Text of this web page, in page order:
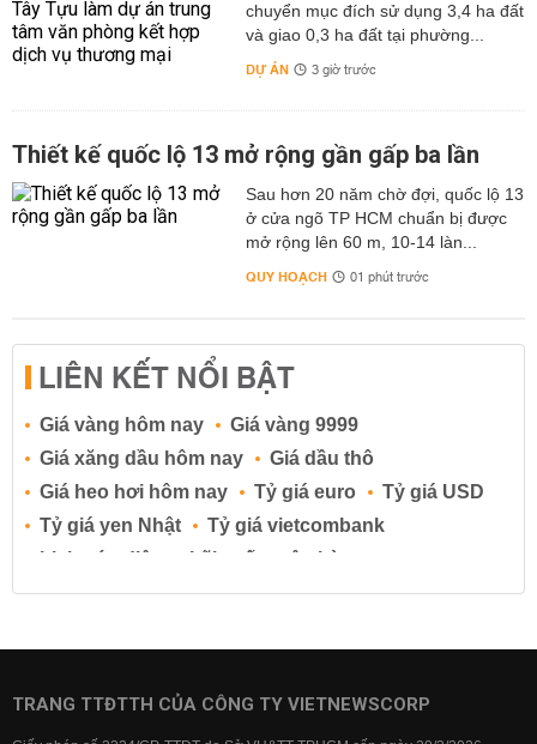
chuyển mục đích sử dụng 3,4 ha đất
và giao 0,3 ha đất tại phường...
DỰ ÁN 3 giờ trước
Thiết kế quốc lộ 13 mở rộng gần gấp ba lần
Sau hơn 20 năm chờ đợi, quốc lộ 13
ở cửa ngõ TP HCM chuẩn bị được
mở rộng lên 60 m, 10-14 làn...
QUY HOẠCH 01 phút trước
LIÊN KẾT NỔI BẬT
Giá vàng hôm nay
Giá vàng 9999
Giá xăng dầu hôm nay
Giá dầu thô
Giá heo hơi hôm nay
Tỷ giá euro
Tỷ giá USD
Tỷ giá yen Nhật
Tỷ giá vietcombank
Lịch cúp điện
Lãi suất ngân hàng
Lãi suất tiết kiệm
Lãi suất tiền gửi
Lãi suất ngân hàng BIDV
TRANG TTĐTTH CỦA CÔNG TY VIETNEWSCORP